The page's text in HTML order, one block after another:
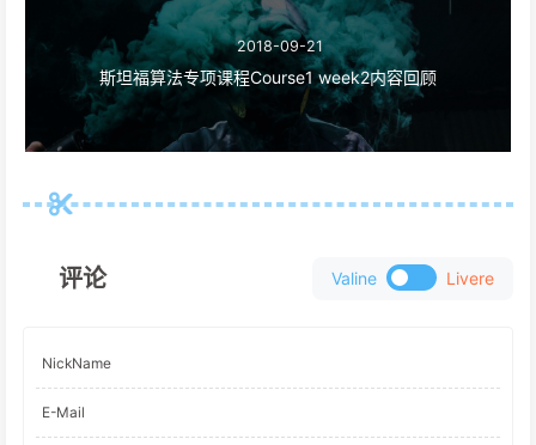
2018-09-21
斯坦福算法专项课程Course1 week2内容回顾
评论 Valine Livere